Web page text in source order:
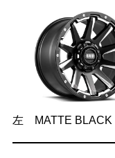
左 MATTE BLACK